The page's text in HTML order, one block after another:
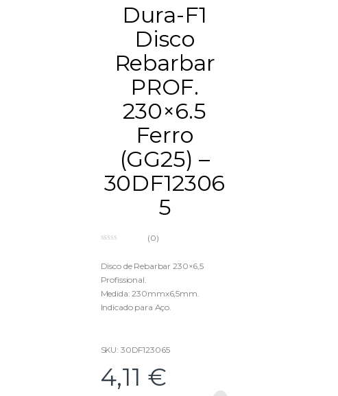
Dura-F1
Disco
Rebarbar
PROF.
230×6.5
Ferro
(GG25) –
30DF12306
5
u
o
f
5
(0)
Disco de Rebarbar 230×6,5
Profissional.
Medida: 230mmx6,5mm.
Indicado para Aço.
SKU: 30DF123065
4,11 €